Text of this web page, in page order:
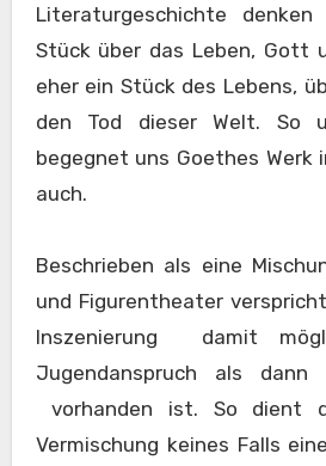
Literaturgeschichte
Stück über das Leben, Gott
eher ein Stück des Lebens,
den Tod dieser Welt. So
begegnet uns Goethes Werk
auch.
Beschrieben als eine
und Figurentheater
Inszenierung damit
Jugendanspruch als dann
vorhanden ist. So dient
Vermischung keines Falls